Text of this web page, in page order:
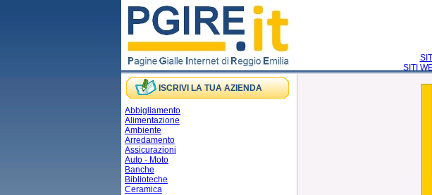
SITI
ISCRIVI LA TUA AZIENDA
Abbigliamento
Alimentazione
Ambiente
Arredamento
Assicurazioni
Auto - Moto
Banche
Biblioteche
Ceramica